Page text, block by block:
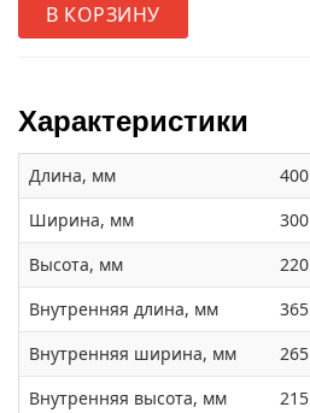
В КОРЗИНУ
Характеристики
Длина, мм
400
Ширина, мм
300
Высота, мм
220
Внутренняя длина, мм
365
Внутренняя ширина, мм
265
Внутренняя высота, мм
215